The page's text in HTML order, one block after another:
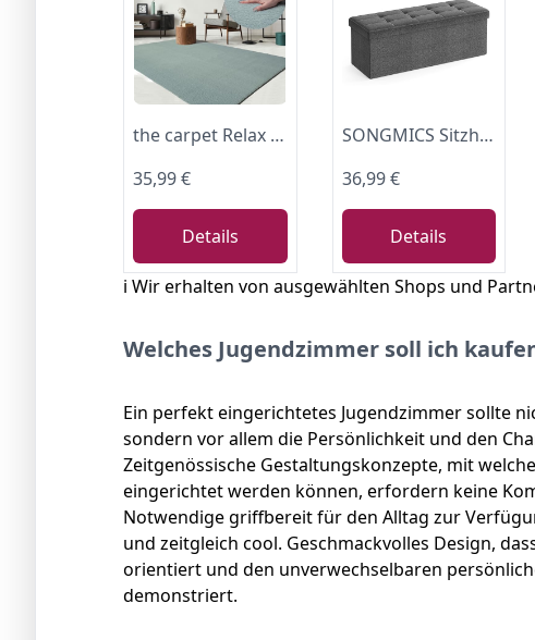
the carpet Relax Moderner Flauschiger Kurzflor Teppich, Anti-Rutsch Unterseite, Waschbar bis 30 Grad, Super Soft, Felloptik, Blau, 140 x 200 cm
35,99 €
Details
SONGMICS Sitzhocker mit Stauraum, klappbare Sitzbank, 38 x 110 x 38 cm Fußbank, Aufbewahrungsbox, bis 300 kg belastbar, für Wohnzimmer Schlafzimmer Flur, schiefergrau LSF77K
36,99 €
Details
ℹ️ Wir erhalten von ausgewählten Shops und
Welches Jugendzimmer soll ich
Ein perfekt eingerichtetes Jugendzimmer sollte
sondern vor allem die Persönlichkeit und den
Zeitgenössische Gestaltungskonzepte, mit
eingerichtet werden können, erfordern keine
Notwendige griffbereit für den Alltag zur
und zeitgleich cool. Geschmackvolles Design,
orientiert und den unverwechselbaren
demonstriert.